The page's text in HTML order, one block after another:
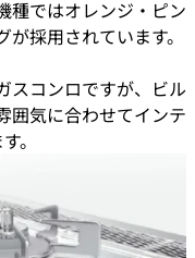
種ではオレンジ・ピン
採用されています。
スコンロですが、ビル
囲気に合わせてインテ
。